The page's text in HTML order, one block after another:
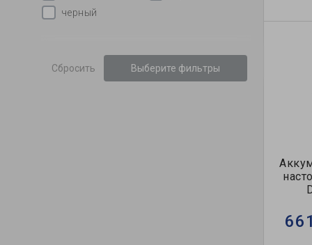
черный
Сбросить Выберите фильтры